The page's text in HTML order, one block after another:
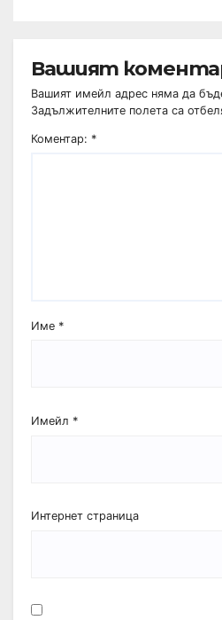
Вашият
Вашият имейл адрес няма да
Задължителните полета са
Коментар: *
Име *
Имейл *
Интернет страница